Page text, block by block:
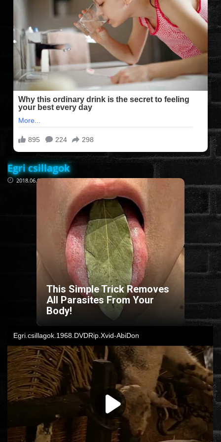
FILMEK (2025-ÖS)
FILMEK (2024-ES)
FILMEK (2023-AS)
FILMEK (2022-ES)
FELIRATOS FILMEK
AKCIÓ
FANTASY
THRILLER
DRÁMA
Egri csillagok
2018.06.05
This Simple Trick Removes
All Parasites From Your
Body!